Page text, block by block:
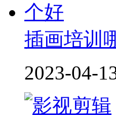
插画培训
2023-04-